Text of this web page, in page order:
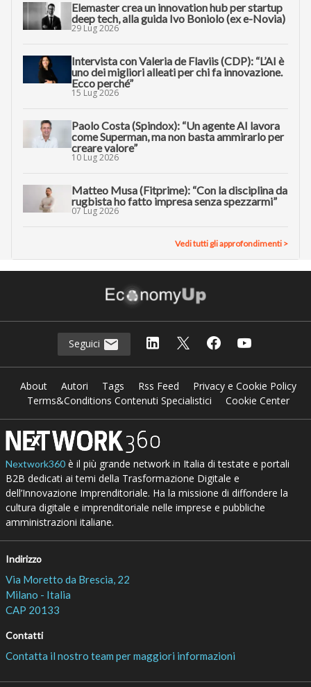
Elemaster crea un innovation hub per startup
deep tech, alla guida Ivo Boniolo (ex e-Novia)
29 Lug 2026
Intervista con Valeria de Flaviis (CDP): “L’AI è
uno dei migliori alleati per chi fa innovazione.
Ecco perché”
15 Lug 2026
Paolo Costa (Spindox): “Un agente AI lavora
come Superman, ma non basta ammirarlo per
creare valore”
10 Lug 2026
Matteo Musa (Fitprime): “Con la disciplina da
rugbista ho fatto impresa senza spezzarmi”
07 Lug 2026
Vedi tutti gli approfondimenti >
Seguici
About Autori Tags Rss Feed
Privacy e Cookie Policy
Terms&Conditions Contenuti Specialistici
Cookie Center
Nextwork360è il più grande network in Italia di testate e portali
B2B dedicati ai temi della Trasformazione Digitale e
dell’Innovazione Imprenditoriale. Ha la missione di diffondere la
cultura digitale e imprenditoriale nelle imprese e pubbliche
amministrazioni italiane.
Indirizzo
Via Moretto da Brescia, 22
Milano - Italia
CAP 20133
Contatti
Contatta il nostro team per maggiori informazioni